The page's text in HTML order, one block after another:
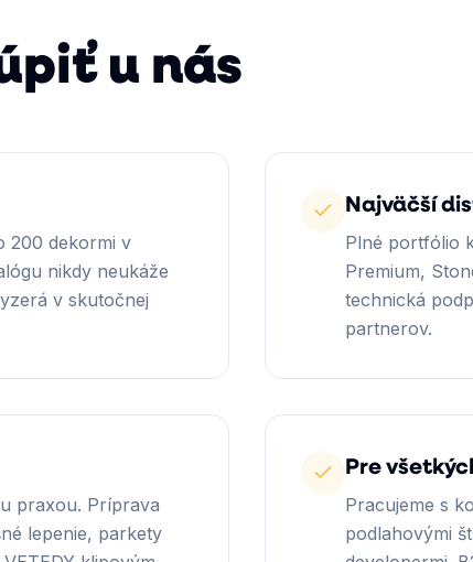
u nás
200 dekormi v
nikdy neukáže
v skutočnej
Najväčší
Plné portfólio
Premium,
technická
partnerov.
praxou. Príprava
lepenie, parkety
Pre
Pracujeme s
podlahovými